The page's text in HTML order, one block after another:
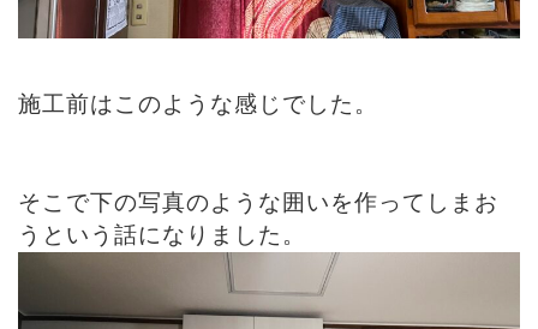
施工前はこのような感じでした。
そこで下の写真のような囲いを作ってしまお
うという話になりました。